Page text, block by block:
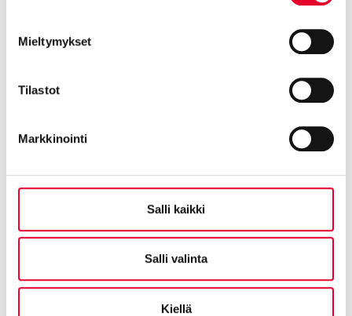
Mieltymykset
Tilastot
Markkinointi
Salli kaikki
Salli valinta
Kiellä